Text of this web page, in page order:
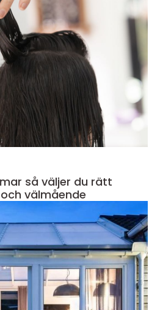
rätt
välmående